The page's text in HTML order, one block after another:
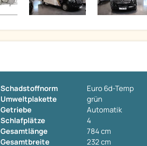
Schadstoffnorm
Euro 6d-Temp
Umweltplakette
grün
Getriebe
Automatik
Schlafplätze
4
Gesamtlänge
784 cm
Gesamtbreite
232 cm